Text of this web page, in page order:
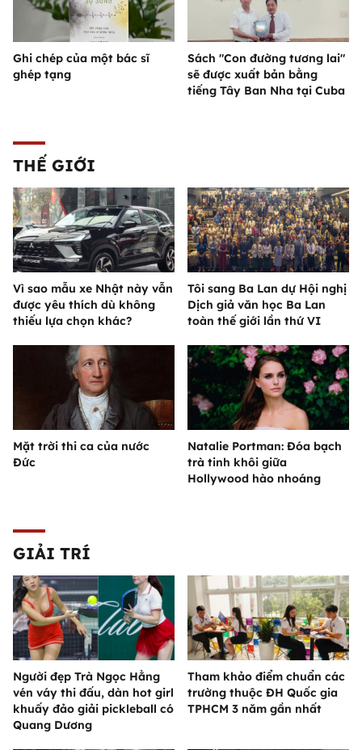
Ghi chép của một bác sĩ
ghép tạng
Sách "Con đường tương lai"
sẽ được xuất bản bằng
tiếng Tây Ban Nha tại Cuba
THẾ GIỚI
Vì sao mẫu xe Nhật này vẫn
được yêu thích dù không
thiếu lựa chọn khác?
Tôi sang Ba Lan dự Hội nghị
Dịch giả văn học Ba Lan
toàn thế giới lần thứ VI
Mặt trời thi ca của nước
Đức
Natalie Portman: Đóa bạch
trà tinh khôi giữa
Hollywood hào nhoáng
GIẢI TRÍ
Người đẹp Trà Ngọc Hằng
vén váy thi đấu, dàn hot girl
khuấy đảo giải pickleball có
Quang Dương
Tham khảo điểm chuẩn các
trường thuộc ĐH Quốc gia
TPHCM 3 năm gần nhất